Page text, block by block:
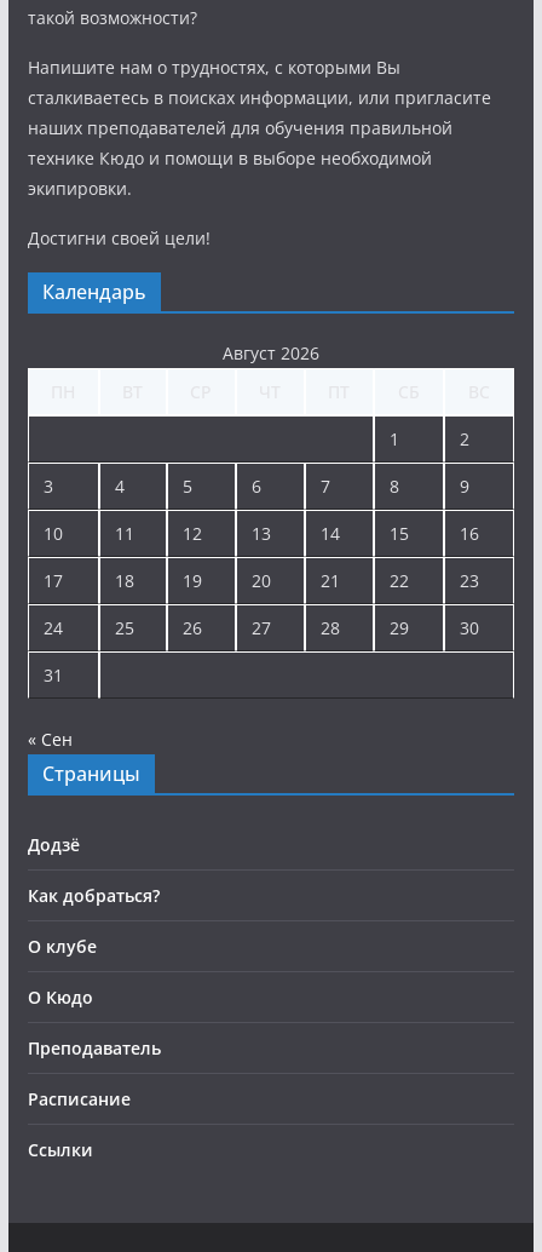
такой возможности?
Напишите нам о трудностях, с которыми Вы
сталкиваетесь в поисках информации, или пригласите
наших преподавателей для обучения правильной
технике Кюдо и помощи в выборе необходимой
экипировки.
Достигни своей цели!
Календарь
Август 2026
1 2
3 4 5 6 7 8 9
10 11 12 13 14 15 16
17 18 19 20 21 22 23
24 25 26 27 28 29 30
31
« Сен
Страницы
Додзё
Как добраться?
О клубе
О Кюдо
Преподаватель
Расписание
Ссылки